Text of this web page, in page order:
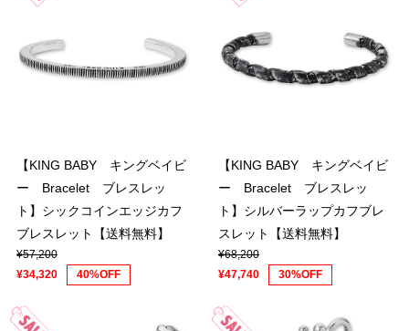
【KING BABY キングベイビ
ー Bracelet ブレスレッ
ト】シックコインエッジカフ
ブレスレット【送料無料】
¥57,200
¥34,320
40%OFF
【KING BABY キングベイビ
ー Bracelet ブレスレッ
ト】シルバーラップカフブレ
スレット【送料無料】
¥68,200
¥47,740
30%OFF